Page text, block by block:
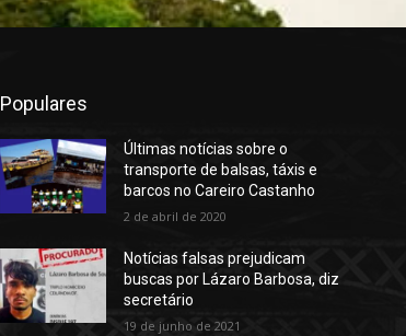
Populares
Últimas notícias sobre o
transporte de balsas, táxis e
barcos no Careiro Castanho
2 de abril de 2020
Notícias falsas prejudicam
buscas por Lázaro Barbosa, diz
secretário
19 de junho de 2021